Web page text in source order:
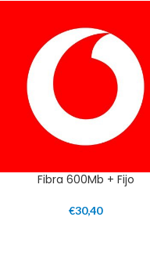
Fibra 600Mb + Fijo
€30,40